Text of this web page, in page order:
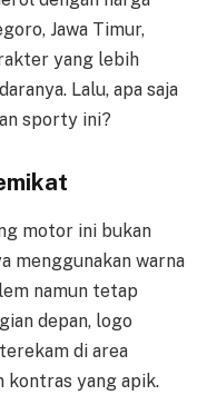
Jawa Timur,
yang lebih
Lalu, apa saja
sporty ini?
motor ini bukan
menggunakan warna
namun tetap
depan, logo
di area
kontras yang apik.